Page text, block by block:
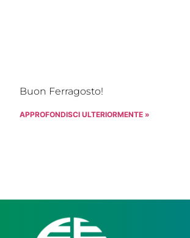
Buon Ferragosto!
APPROFONDISCI ULTERIORMENTE »